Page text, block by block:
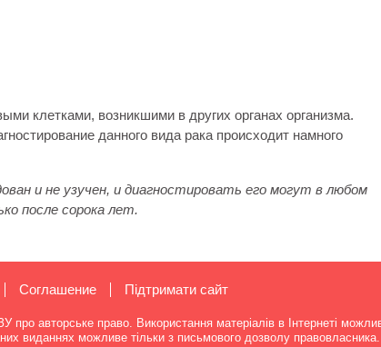
клетками, возникшими в других органах организма.
данного вида рака происходит намного
и не узучен, и диагностировать его могут в любом
после сорока лет.
Cоглашение Підтримати сайт
про авторське право. Використання матеріалів в Інтернеті
виданнях можливе тільки з письмового дозволу правовласника.